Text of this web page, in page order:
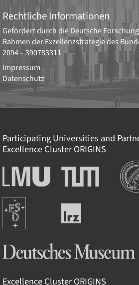
Rechtliche Informationen
Gefördert durch dieDeutsche
Rahmen der Exzellenzstrategie des
2094 – 390783311
Impressum
Datenschutz
Participating Universities and
Excellence ClusterORIGINS
Ludwig-
Maximilians-
München
Technische
Universität
Europäische
Südsternwarte
Leibniz-
Rechenzentrum
Deutsches Museum
Excellence ClusterORIGINS